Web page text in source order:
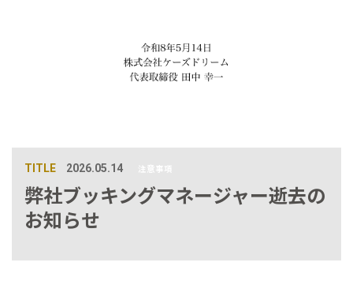
TITLE 2026.05.14 注意事項
弊社ブッキングマネージャー逝去の
お知らせ